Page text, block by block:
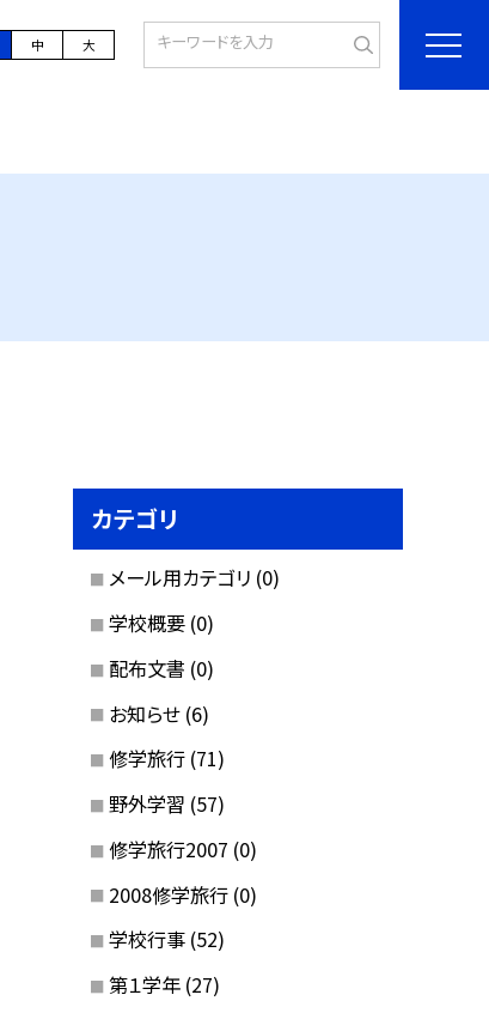
中 大
カテゴリ
メール用カテゴリ (0)
学校概要 (0)
配布文書 (0)
お知らせ (6)
修学旅行 (71)
野外学習 (57)
修学旅行2007 (0)
2008修学旅行 (0)
学校行事 (52)
第１学年 (27)